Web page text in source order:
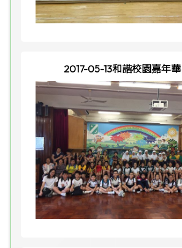
2017-05-13和諧校園嘉年華